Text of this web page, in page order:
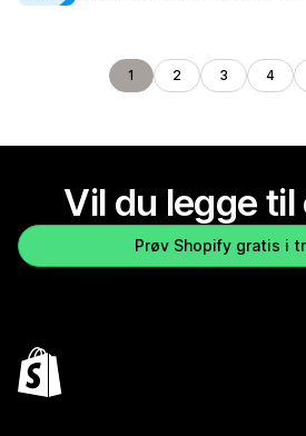
1 2 3 4
Vil du legge til
Prøv Shopify gratis i